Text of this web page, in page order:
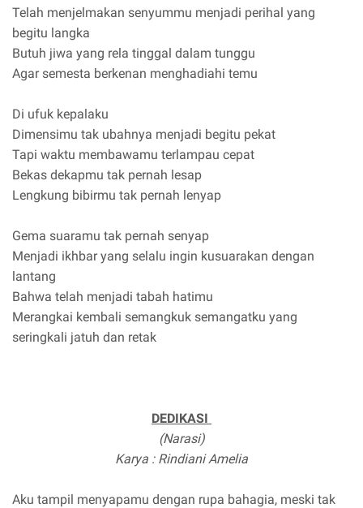
Telah menjelmakan senyummu menjadi perihal yang
begitu langka
Butuh jiwa yang rela tinggal dalam tunggu
Agar semesta berkenan menghadiahi temu
Di ufuk kepalaku
Dimensimu tak ubahnya menjadi begitu pekat
Tapi waktu membawamu terlampau cepat
Bekas dekapmu tak pernah lesap
Lengkung bibirmu tak pernah lenyap
Gema suaramu tak pernah senyap
Menjadi ikhbar yang selalu ingin kusuarakan dengan
lantang
Bahwa telah menjadi tabah hatimu
Merangkai kembali semangkuk semangatku yang
seringkali jatuh dan retak
DEDIKASI
(Narasi)
Karya : Rindiani Amelia
Aku tampil menyapamu dengan rupa bahagia, meski tak